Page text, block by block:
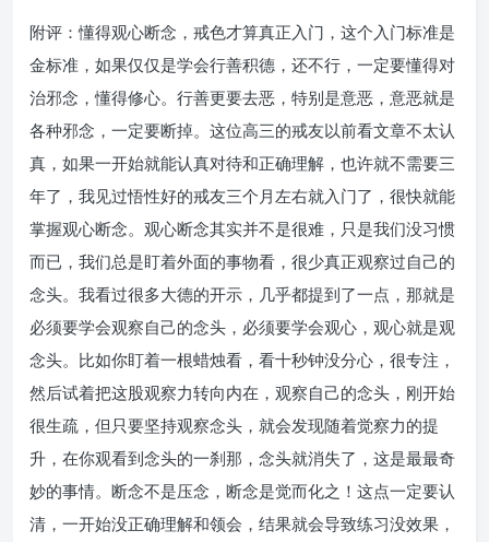
附评：懂得观心断念，戒色才算真正入门，这个入门标准是
金标准，如果仅仅是学会行善积德，还不行，一定要懂得对
治邪念，懂得修心。行善更要去恶，特别是意恶，意恶就是
各种邪念，一定要断掉。这位高三的戒友以前看文章不太认
真，如果一开始就能认真对待和正确理解，也许就不需要三
年了，我见过悟性好的戒友三个月左右就入门了，很快就能
掌握观心断念。观心断念其实并不是很难，只是我们没习惯
而已，我们总是盯着外面的事物看，很少真正观察过自己的
念头。我看过很多大德的开示，几乎都提到了一点，那就是
必须要学会观察自己的念头，必须要学会观心，观心就是观
念头。比如你盯着一根蜡烛看，看十秒钟没分心，很专注，
然后试着把这股观察力转向内在，观察自己的念头，刚开始
很生疏，但只要坚持观察念头，就会发现随着觉察力的提
升，在你观看到念头的一刹那，念头就消失了，这是最最奇
妙的事情。断念不是压念，断念是觉而化之！这点一定要认
清，一开始没正确理解和领会，结果就会导致练习没效果，